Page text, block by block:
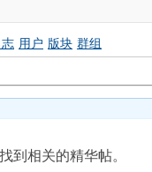
志 用户 版块 群组
到相关的精华帖。